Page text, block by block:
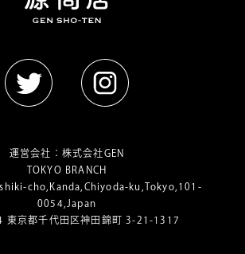
運営会社： 株式会社GEN
TOKYO BRANCH
cho,Kanda,Chiyoda-ku,Tokyo,101-
0054,Japan
東京都千代田区神田錦町 3-21-1317